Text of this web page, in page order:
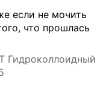
если не мочить
что прошлась
Гидроколлоидный